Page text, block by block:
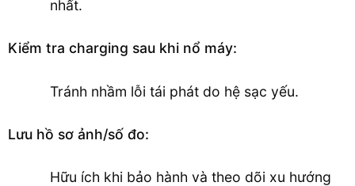
nhất.
Kiểm tra charging sau khi nổ máy:
Tránh nhầm lỗi tái phát do hệ sạc yếu.
Lưu hồ sơ ảnh/số đo:
Hữu ích khi bảo hành và theo dõi xu hướng